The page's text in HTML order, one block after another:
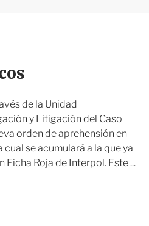
de la Unidad
y Litigación del Caso
orden de aprehensión en
se acumulará a la que ya
Ficha Roja de Interpol. Este ...